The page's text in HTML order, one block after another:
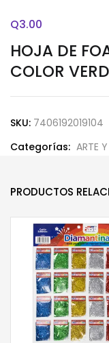
HOJA DE
COLOR
Q3.00
SKU: 7406192019104
Categorías: ARTE
PRODUCTOS